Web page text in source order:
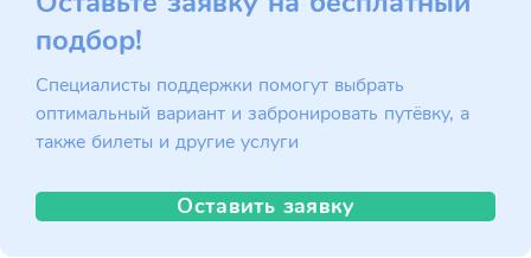
подбор!
Специалисты поддержки помогут выбрать
оптимальный вариант и забронировать путёвку, а
также билеты и другие услуги
Оставить заявку